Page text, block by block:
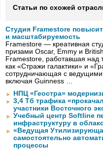
Статьи по схожей
Студия Framestore
и масштабируемость
Framestore — креативная
призами Oscar, Emmy и
Framestore, работавшая над
как «Стражи галактики» и
сотрудничающая с
включая Guinness …
НПЦ «Геостра»
3,4 Тб трафика
участники Восточного
Учебный центр Softline
инфраструктуру в
«Ведущая
самостоятельно
процессы